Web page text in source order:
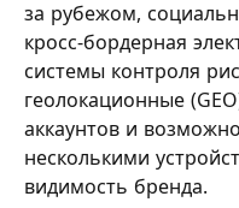
за рубежом,
кросс-бордерная
системы контроля
геолокационные
аккаунтов и
несколькими
видимость бренда.